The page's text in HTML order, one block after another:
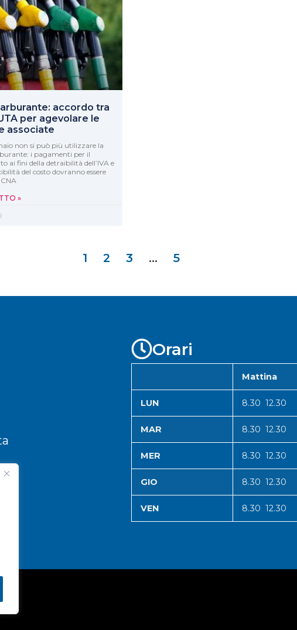
accordo tra
per agevolare le
associate
non si può più utilizzare la
i pagamenti per il
ai fini della detraibilità dell’IVA e
del costo dovranno essere
»
1 2 3 … 5
Orari
Mattina
LUN 8.30 12.30
MAR 8.30 12.30
MER 8.30 12.30
GIO 8.30 12.30
VEN 8.30 12.30